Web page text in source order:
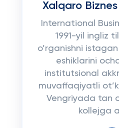
Xalqaro
International
1991-yil ingliz
o’rganishni
eshiklarini
institutsional
muvaffaqiyatli
Vengriyada tan
kollejga